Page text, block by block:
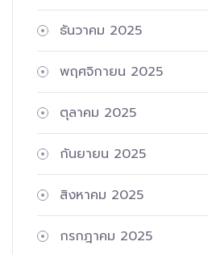
ธันวาคม 2025
พฤศจิกายน 2025
ตุลาคม 2025
กันยายน 2025
สิงหาคม 2025
กรกฎาคม 2025